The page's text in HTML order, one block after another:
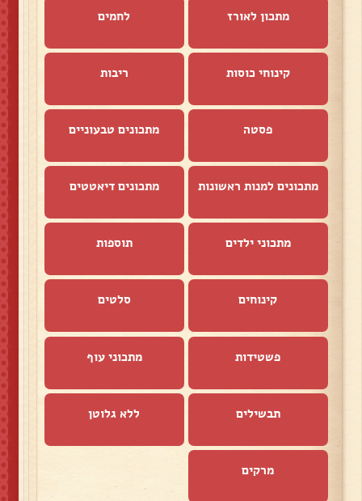
מתכון לאורז לחמים
קינוחי כוסות ריבות
פסטה מתכונים טבעוניים
מתכונים למנות ראשונות מתכונים דיאטטים
מתכוני ילדים תוספות
קינוחים סלטים
פשטידות מתכוני עוף
תבשילים ללא גלוטן
מרקים